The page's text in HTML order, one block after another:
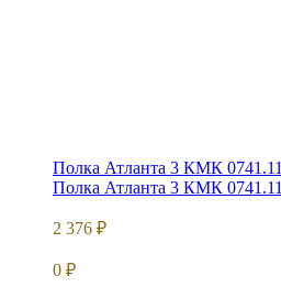
Полка Атланта 3 КМК 0741.11
Полка Атланта 3 КМК 0741.11
2 376 ₽
0 ₽